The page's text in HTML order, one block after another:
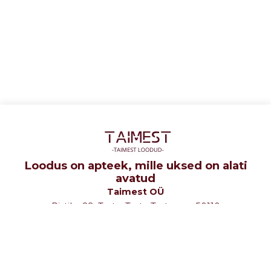
Loodus on apteek, mille uksed on alati
avatud
Taimest OÜ
Ristiku 29, Tartu, Tartu Tartumaa 50110